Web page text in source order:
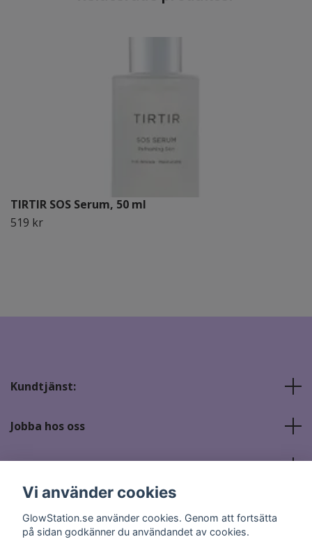
TIRTIR SOS Serum, 50 ml
519 kr
Kundtjänst:
Jobba hos oss
Sociala medier
Vi använder cookies
GlowStation.se använder cookies. Genom att fortsätta
på sidan godkänner du användandet av cookies.